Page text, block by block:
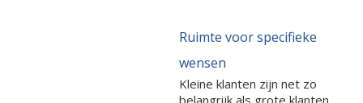
Ruimte voor specifieke
wensen
Kleine klanten zijn net zo